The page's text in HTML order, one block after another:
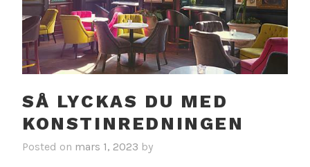
SÅ LYCKAS DU MED
KONSTINREDNINGEN
Posted on mars 1, 2023 by